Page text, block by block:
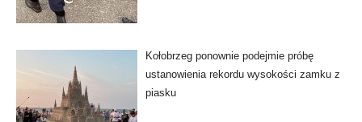
Kołobrzeg ponownie podejmie próbę
ustanowienia rekordu wysokości zamku z
piasku